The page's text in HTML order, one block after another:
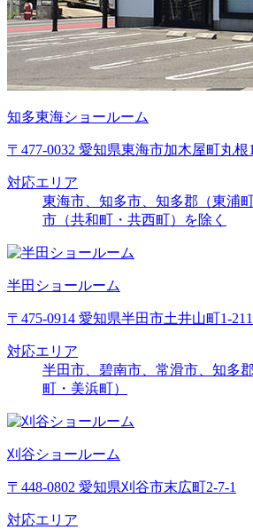
知多東海ショールーム
〒477-0032 愛知県東海市加木屋町丸根
対応エリア
東海市、知多市、知多郡（東浦
市（共和町・共西町）を除く
半田ショールーム
〒475-0914 愛知県半田市土井山町1-
対応エリア
半田市、碧南市、常滑市、知多
町・美浜町）
刈谷ショールーム
〒448-0802 愛知県刈谷市末広町2-7-1
対応エリア